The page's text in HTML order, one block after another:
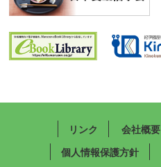
リンク 会社概要
個人情報保護方針